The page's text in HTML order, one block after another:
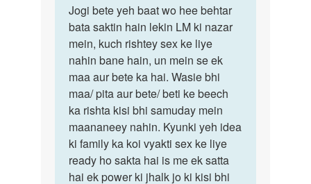
to
Hlo
sir
Meri
mummy
roz
sex…
by
Jogi
Jogi
bete
yeh
baat
wo
hee…
Jogi bete yeh baat wo hee behtar
bata saktin hain lekin LM ki nazar
mein, kuch rishtey sex ke liye
nahin bane hain, un mein se ek
maa aur bete ka hai. Wasie bhi
maa/ pita aur bete/ beti ke beech
ka rishta kisi bhi samuday mein
maananeey nahin. Kyunki yeh idea
ki family ka koi vyakti sex ke liye
ready ho sakta hai is me ek satta
hai ek power ki jhalk jo ki kisi bhi